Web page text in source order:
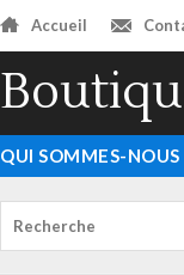
Accueil
QUI SOMMES-NOUS